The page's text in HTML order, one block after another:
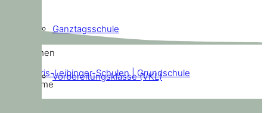
Ganztagsschule
Vorbereitungsklasse (VKL)
Willkommen
Doris-Leibinger-Schulen | Grundschule
Home